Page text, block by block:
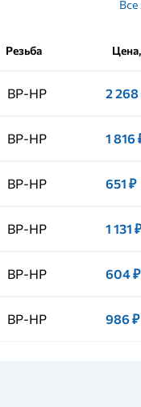
Все
Резьба
ВР-НР 2 268
ВР-НР 1 816
ВР-НР 651 ₽
ВР-НР 1 131 ₽
ВР-НР 604 ₽
ВР-НР 986 ₽